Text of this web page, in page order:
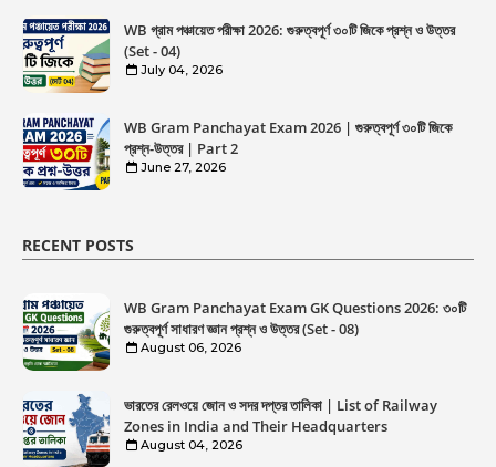
WB গ্রাম পঞ্চায়েত পরীক্ষা 2026: গুরুত্বপূর্ণ ৩০টি জিকে প্রশ্ন ও উত্তর
(Set - 04)
July 04, 2026
WB Gram Panchayat Exam 2026 | গুরুত্বপূর্ণ ৩০টি জিকে
প্রশ্ন-উত্তর | Part 2
June 27, 2026
RECENT POSTS
WB Gram Panchayat Exam GK Questions 2026: ৩০টি
গুরুত্বপূর্ণ সাধারণ জ্ঞান প্রশ্ন ও উত্তর (Set - 08)
August 06, 2026
ভারতের রেলওয়ে জোন ও সদর দপ্তর তালিকা | List of Railway
Zones in India and Their Headquarters
August 04, 2026